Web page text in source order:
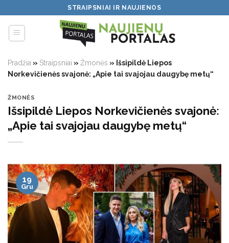
to
content
STRAIPSNIAI IR NAUJIENOS
Pradžia » Straipsniai » Žmonės » Išsipildė Liepos
Norkevičienės svajonė: „Apie tai svajojau daugybę metų“
ŽMONĖS
Išsipildė Liepos Norkevičienės svajonė:
„Apie tai svajojau daugybę metų“
19
Gru